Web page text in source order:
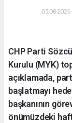
CHP Parti
Kurulu (MYK)
açıklamada,
başlatmayı
başkanının
önümüzdeki